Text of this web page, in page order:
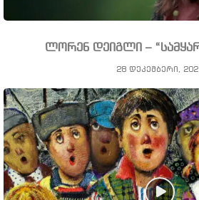
ლორენ დეიგლი –
28 დეკემბერი,